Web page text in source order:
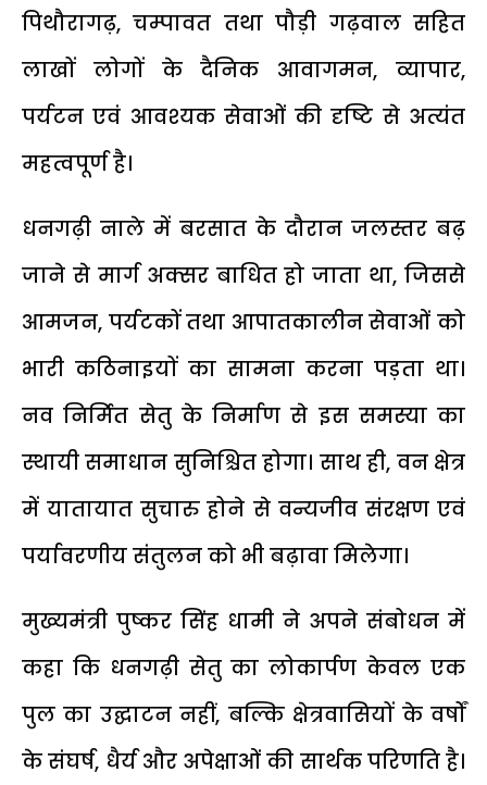
पिथौरागढ़, चम्पावत तथा पौड़ी गढ़वाल सहित
लाखों लोगों के दैनिक आवागमन, व्यापार,
पर्यटन एवं आवश्यक सेवाओं की दृष्टि से अत्यंत
महत्वपूर्ण है।
धनगढ़ी नाले में बरसात के दौरान जलस्तर बढ़
जाने से मार्ग अक्सर बाधित हो जाता था, जिससे
आमजन, पर्यटकों तथा आपातकालीन सेवाओं को
भारी कठिनाइयों का सामना करना पड़ता था।
नव निर्मित सेतु के निर्माण से इस समस्या का
स्थायी समाधान सुनिश्चित होगा। साथ ही, वन क्षेत्र
में यातायात सुचारु होने से वन्यजीव संरक्षण एवं
पर्यावरणीय संतुलन को भी बढ़ावा मिलेगा।
मुख्यमंत्री पुष्कर सिंह धामी ने अपने संबोधन में
कहा कि धनगढ़ी सेतु का लोकार्पण केवल एक
पुल का उद्घाटन नहीं, बल्कि क्षेत्रवासियों के वर्षों
के संघर्ष, धैर्य और अपेक्षाओं की सार्थक परिणति है।